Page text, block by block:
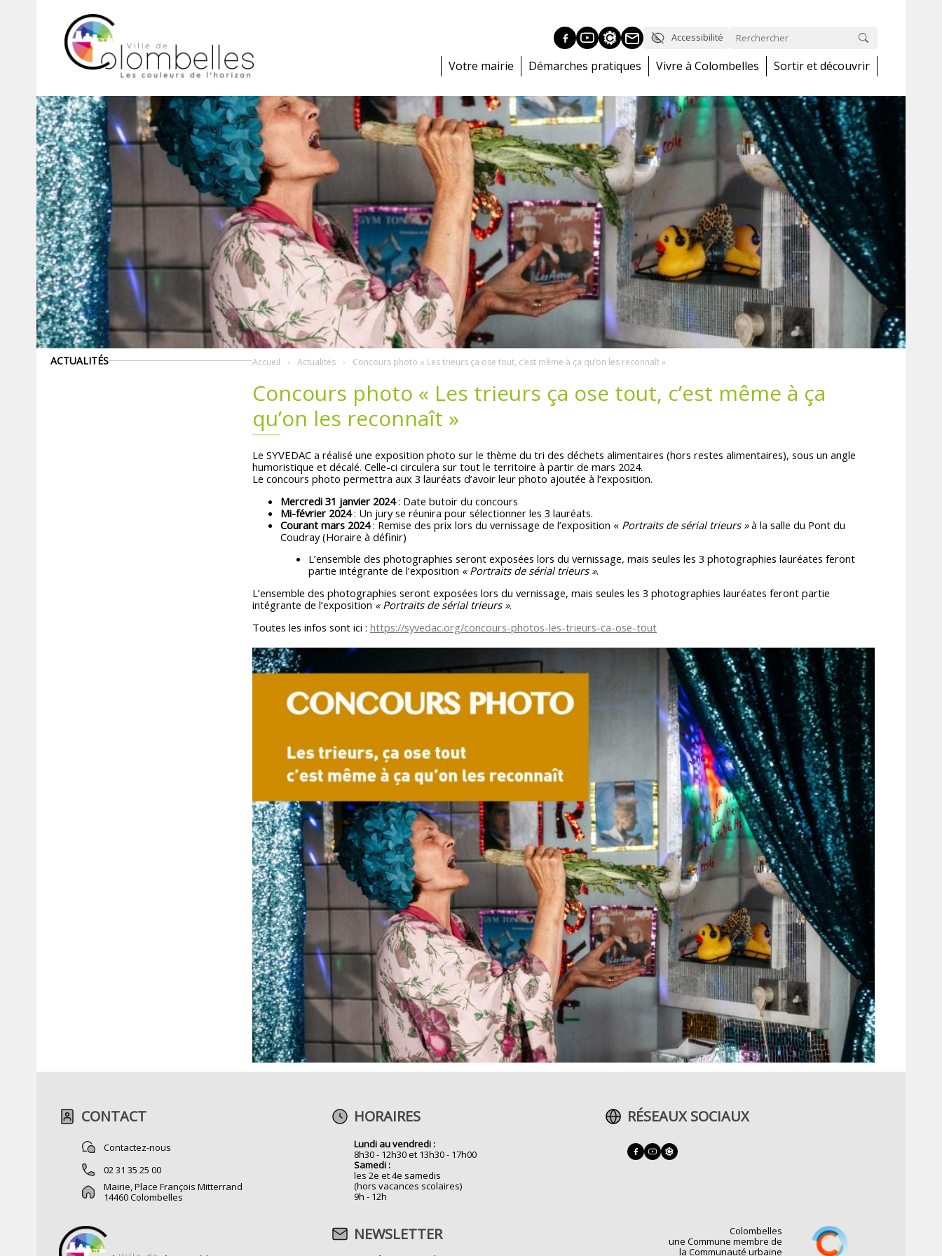
Accessibilité
Votre mairie Démarches pratiques Vivre à Colombelles Sortir et découvrir
ACTUALITÉS Accueil Actualités Concours photo « Les trieurs ça ose tout, c’est même à ça qu’on les reconnaît »
Concours photo « Les trieurs ça ose tout, c’est même à ça
qu’on les reconnaît »
Le SYVEDAC a réalisé une exposition photo sur le thème du tri des déchets alimentaires (hors restes alimentaires), sous un angle
humoristique et décalé. Celle-ci circulera sur tout le territoire à partir de mars 2024.
Le concours photo permettra aux 3 lauréats d’avoir leur photo ajoutée à l’exposition.
Mercredi 31 janvier 2024: Date butoir du concours
Mi-février 2024: Un jury se réunira pour sélectionner les 3 lauréats.
Courant mars 2024: Remise des prix lors du vernissage de l’exposition « Portraits de sérial trieurs »à la salle du Pont du
Coudray (Horaire à définir)
L’ensemble des photographies seront exposées lors du vernissage, mais seules les 3 photographies lauréates feront
partie intégrante de l’exposition « Portraits de sérial trieurs ».
L’ensemble des photographies seront exposées lors du vernissage, mais seules les 3 photographies lauréates feront partie
intégrante de l’exposition « Portraits de sérial trieurs ».
Toutes les infos sont ici : https://syvedac.org/concours-photos-les-trieurs-ca-ose-tout
CONTACT
Contactez-nous
02 31 35 25 00
Mairie, Place François Mitterrand
14460 Colombelles
HORAIRES
Lundi au vendredi :
8h30 - 12h30 et 13h30 - 17h00
Samedi :
les 2e et 4e samedis
(hors vacances scolaires)
9h - 12h
RÉSEAUX SOCIAUX
NEWSLETTER
Colombelles
une Commune membre de
la Communauté urbaine